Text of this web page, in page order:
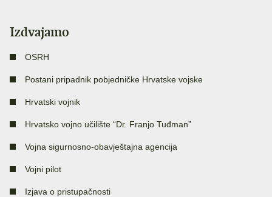
Izdvajamo
OSRH
Postani pripadnik pobjedničke Hrvatske vojske
Hrvatski vojnik
Hrvatsko vojno učilište “Dr. Franjo Tuđman”
Vojna sigurnosno-obavještajna agencija
Vojni pilot
Izjava o pristupačnosti